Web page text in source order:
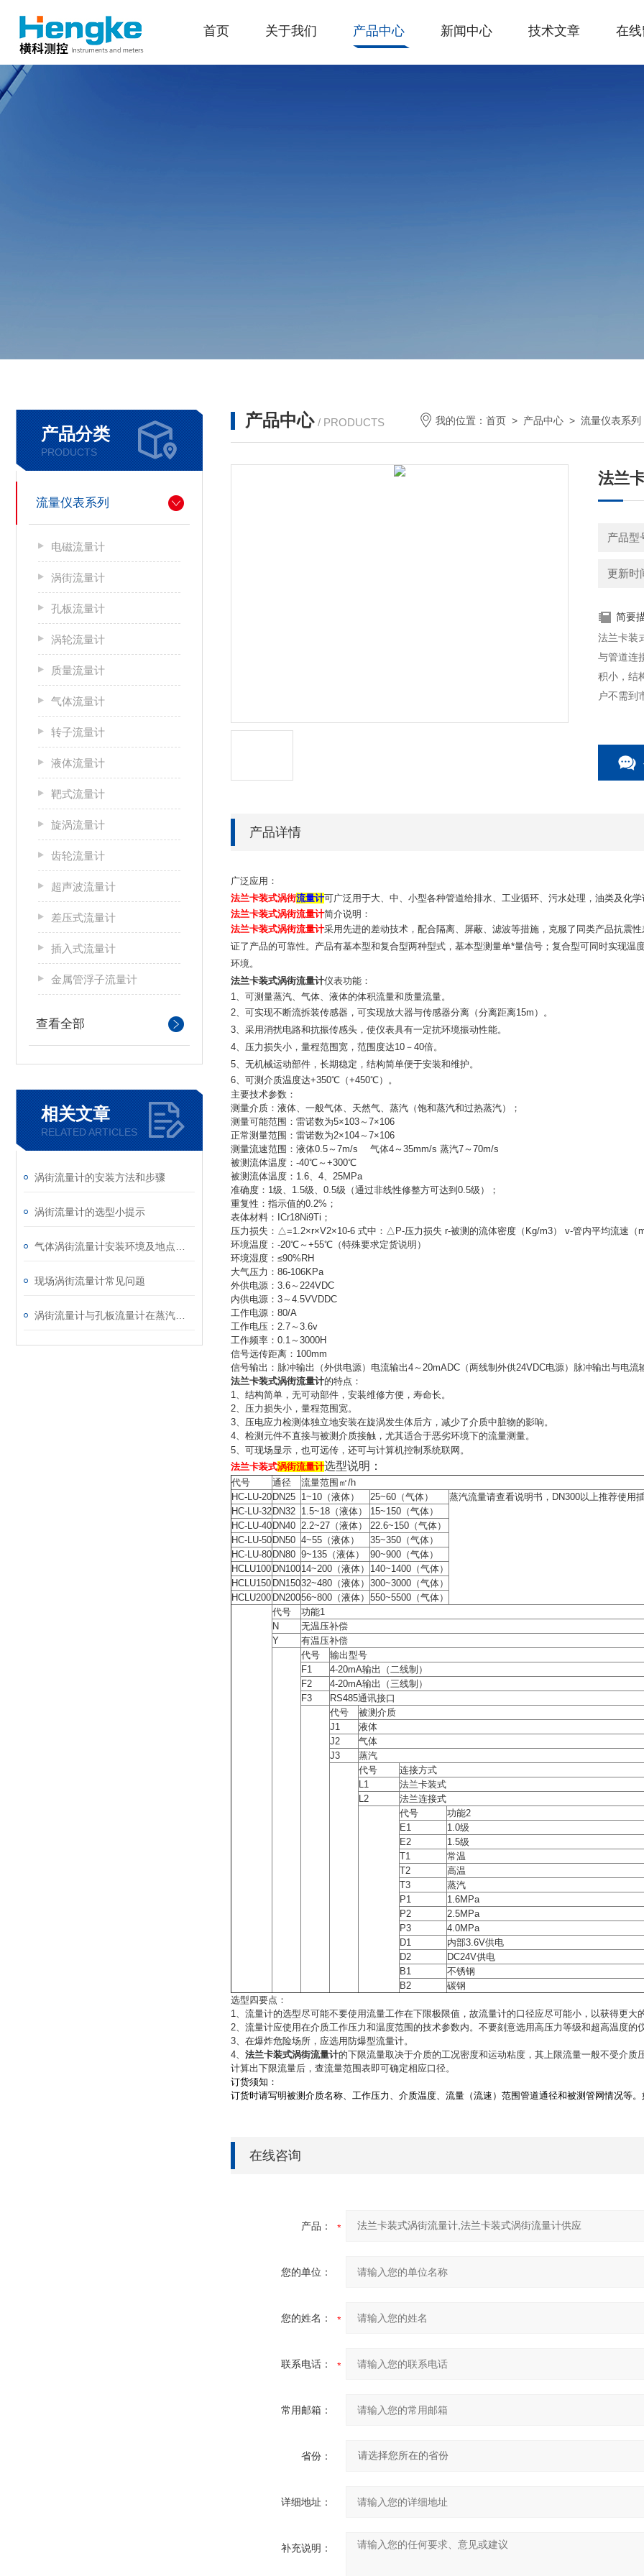
首页 关于我们 产品中心 新闻中心 技术文章 在
产品分类
PRODUCTS
流量仪表系列
电磁流量计
涡街流量计
孔板流量计
涡轮流量计
质量流量计
气体流量计
转子流量计
液体流量计
靶式流量计
旋涡流量计
齿轮流量计
超声波流量计
差压式流量计
插入式流量计
金属管浮子流量计
查看全部
相关文章
RELATED ARTICLES
涡街流量计的安装方法和步骤
涡街流量计的选型小提示
现场涡街流量计常见问题
产品中心 / PRODUCTS 我的位置： 首页 > 产品中心 > 流量仪表系列
法兰
产品型
更新时
简要
法兰卡装
与管道连
积小，结
户不需到
产品详情
广泛应用：
法兰卡装式涡街流量计可广泛用于大、中、小型各种管道给排水、工业循环、污水处理，油类及化
法兰卡装式涡街流量计简介说明：
法兰卡装式涡街流量计采用先进的差动技术，配合隔离、屏蔽、滤波等措施，克服了同类产品抗震
证了产品的可靠性。产品有基本型和复合型两种型式，基本型测量单*量信号；复合型可同时实现
环境。
法兰卡装式涡街流量计仪表功能：
1、可测量蒸汽、气体、液体的体积流量和质量流量。
2、可实现不断流拆装传感器，可实现放大器与传感器分离（分离距离15m）。
3、采用消扰电路和抗振传感头，使仪表具有一定抗环境振动性能。
4、压力损失小，量程范围宽，范围度达10－40倍。
5、无机械运动部件，长期稳定，结构简单便于安装和维护。
6、可测介质温度达+350℃（+450℃）。
主要技术参数：
测量介质：液体、一般气体、天然气、蒸汽（饱和蒸汽和过热蒸汽）；
测量可能范围：雷诺数为5×103～7×106
正常测量范围：雷诺数为2×104～7×106
测量流速范围：液体0.5～7m/s 气体4～35mm/s 蒸汽7～70m/s
被测流体温度：-40℃～+300℃
被测流体温度：1.6、4、25MPa
准确度：1级、1.5级、0.5级（通过非线性修整方可达到0.5级）；
重复性：指示值的0.2%；
表体材料：ICr18Ni9Ti；
压力损失：△=1.2×r×V2×10-6 式中：△P-压力损失 r-被测的流体密度（Kg/m3） v-管内平均流速（
环境温度：-20℃～+55℃（特殊要求定货说明）
环境湿度：≤90%RH
大气压力：86-106KPa
外供电源：3.6～224VDC
内供电源：3～4.5VVDDC
工作电源：80/A
工作电压：2.7～3.6v
工作频率：0.1～3000H
信号远传距离：100mm
信号输出：脉冲输出（外供电源）电流输出4～20mADC（两线制外供24VDC电源）脉冲输出与电流
法兰卡装式涡街流量计的特点：
1、结构简单，无可动部件，安装维修方便，寿命长。
2、压力损失小，量程范围宽。
3、压电应力检测体独立地安装在旋涡发生体后方，减少了介质中脏物的影响。
4、检测元件不直接与被测介质接触，尤其适合于恶劣环境下的流量测量。
5、可现场显示，也可远传，还可与计算机控制系统联网。
法兰卡装式涡街流量计选型说明：
代号 通径
流量范围㎡/h
HC-LU-20 DN25 1~10（液体） 25~60（气体）
蒸汽流量请查看说明书，DN300以上推荐使用
HC-LU-32 DN32 1.5~18（液体）
15~150（气体）
HC-LU-40 DN40 2.2~27（液体）
22.6~150（气体）
HC-LU-50 DN50 4~55（液体）
35~350（气体）
HC-LU-80 DN80 9~135（液体）
90~900（气体）
HCLU100 DN10014~200（液体）
140~1400（气体）
HCLU150 DN15032~480（液体） 300~3000（气体）
HCLU200 DN20056~800（液体） 550~5500（气体）
代号
功能1
N
无温压补偿
Y
有温压补偿
代号
输出型号
F1
4-20mA输出（二线制）
F2
4-20mA输出（三线制）
F3
RS485通讯接口
代号
被测介质
J1
液体
J2
气体
J3
蒸汽
代号
连接方式
L1
法兰卡装式
L2
法兰连接式
代号
功能2
E1
1.0级
E2
1.5级
T1
常温
T2
高温
T3
蒸汽
P1
1.6MPa
P2
2.5MPa
P3
4.0MPa
D1
内部3.6V供电
D2
DC24V供电
B1
不锈钢
B2
碳钢
选型四要点：
1、流量计的选型尽可能不要使用流量工作在下限极限值，故流量计的口径应尽可能小，以获得更大
2、流量计应使用在介质工作压力和温度范围的技术参数内。不要刻意选用高压力等级和超高温度
3、在爆炸危险场所，应选用防爆型流量计。
4、 法兰卡装式涡街流量计的下限流量取决于介质的工况密度和运动粘度，其上限流量一般不受介
计算出下限流量后，查流量范围表即可确定相应口径。
订货须知：
订货时请写明被测介质名称、工作压力、介质温度、流量（流速）范围管道通径和被测管网情况等
在线咨询
产品：
您的单位：
您的姓名：
联系电话：
常用邮箱：
省份：
详细地址：
补充说明：